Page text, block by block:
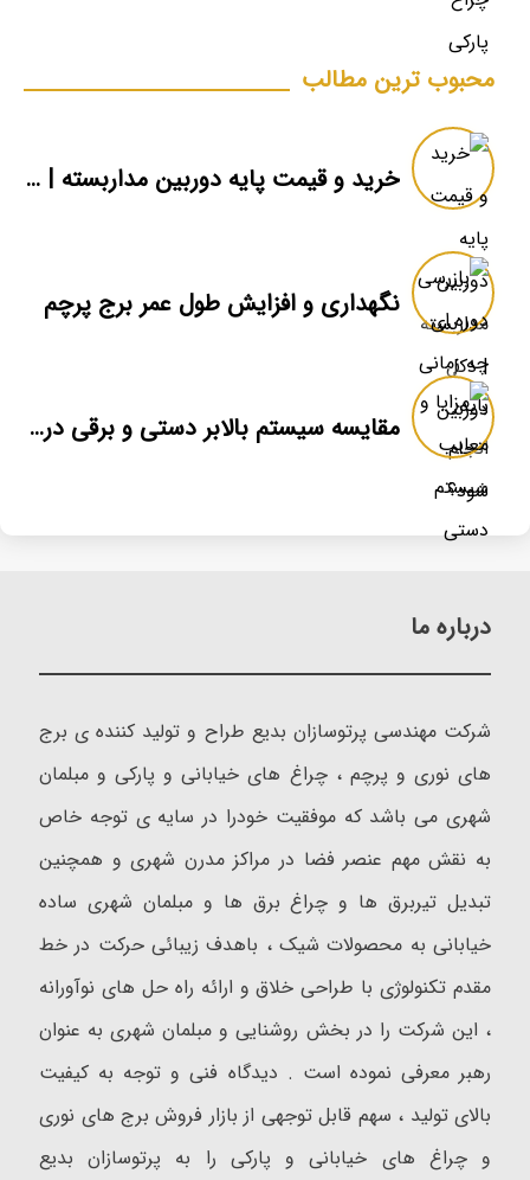
محبوب ترین مطالب
خرید و قیمت پایه دوربین مداربسته | دکل دوربین
نگهداری و افزایش طول عمر برج پرچم
مقایسه سیستم بالابر دستی و برقی در برج پرچم
درباره ما
شرکت مهندسی پرتوسازان بدیع طراح و تولید کننده ی برج
های نوری و پرچم ، چراغ های خیابانی و پارکی و مبلمان
شهری می باشد که موفقیت خودرا در سایه ی توجه خاص
به نقش مهم عنصر فضا در مراکز مدرن شهری و همچنین
تبدیل تیربرق ها و چراغ برق ها و مبلمان شهری ساده
خیابانی به محصولات شیک ، باهدف زیبائی حرکت در خط
مقدم تکنولوژی با طراحی خلاق و ارائه راه حل های نوآورانه
، این شرکت را در بخش روشنایی و مبلمان شهری به عنوان
رهبر معرفی نموده است . دیدگاه فنی و توجه به کیفیت
بالای تولید ، سهم قابل توجهی از بازار فروش برج های نوری
و چراغ های خیابانی و پارکی را به پرتوسازان بدیع